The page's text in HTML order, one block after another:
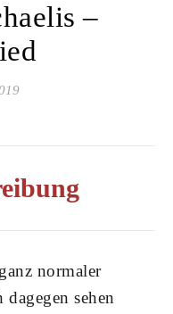
–
normaler
sehen